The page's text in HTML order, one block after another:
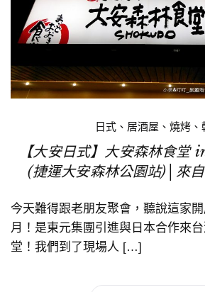
日式、居酒屋、燒烤、
【大安日式】大安森林食堂
(捷運大安森林公園站)│來
今天難得跟老朋友聚會，聽說這家
月！是東元集團引進與日本合作來
堂！我們到了現場人 […]